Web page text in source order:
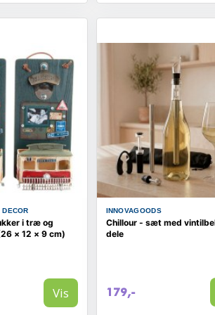
i træ og
× 12 × 9 cm)
Vis
INNOVAGOODS
Chillour - sæt med
dele
179,-